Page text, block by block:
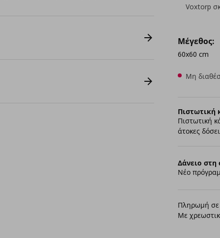
Voxtorp
Μέγεθος:
60x60 cm
Μη
Πιστωτική
Πιστωτική
άτοκες
Δάνειο στη
Νέο
Πληρωμή σε
Με